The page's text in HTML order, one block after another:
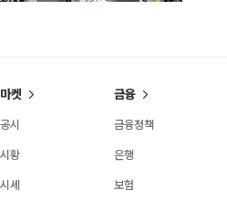
마켓
공시
시황
시세
금융
금융정책
은행
보험